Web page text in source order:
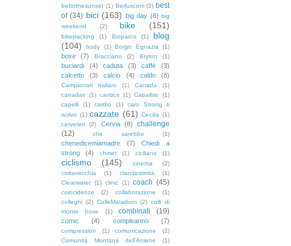
beforthesunset (1) Berlusconi (2) best
of (34) bici (163) big day (6) big
weekend
(2) bike (151)
bikepacking (1) Bioparco (1)
blog
(104)
body (1) Borgo Egnazia (1)
boxe (7) Bracciano (2) Bryton (1)
buciardi (4) caduta (3) caffè
(3)
calcetto
(3) calcio (4) caldo (8)
Campionati Italiani (1) Canada
(1)
canadair (1) cantico (1) Capalbio
(1)
capelli
(1) cardio (1)
caro Strong ti
scrivo (1) cazzate (61) Cecilia (1)
cerveteri
(2) Cervia (8)
challenge
(12)
che sarebbe (1)
chenedicemiamadre (7)
Chiedi a
strong
(4) chmet (1) ciciliano (1)
ciclismo (145) cinema
(2)
civitavecchia
(1) clandestinità
(1)
Clearwater (1) clinic (1) coach (45)
coincidenze (2) collaborazione
(1)
colleghi (2) ColleMarathon (2) colli di
monte bove
(1) combinati (19)
comic (4) compleanno (7)
compression (1) comunicazione
(2)
Comunità Montana dell'Aniene
(1)